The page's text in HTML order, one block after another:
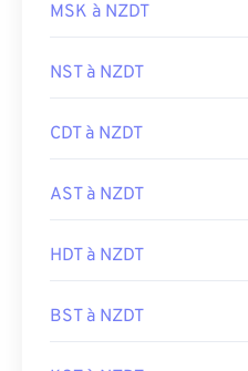
MSK à NZDT
NST à NZDT
CDT à NZDT
AST à NZDT
HDT à NZDT
BST à NZDT